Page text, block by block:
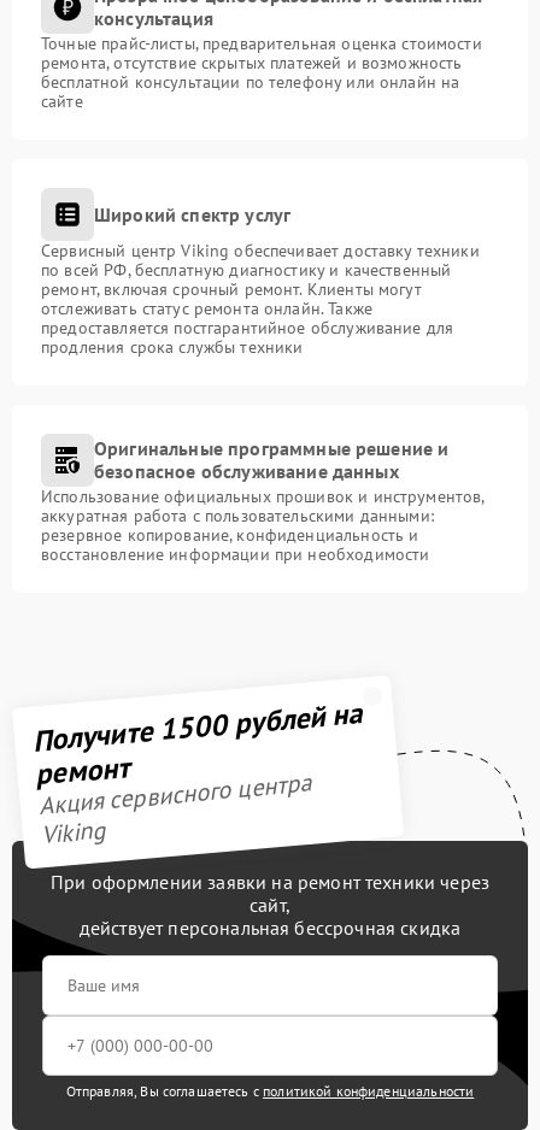
консультация
Точные прайс-листы, предварительная оценка стоимости
ремонта, отсутствие скрытых платежей и возможность
бесплатной консультации по телефону или онлайн на
сайте
Широкий спектр услуг
Сервисный центр Viking обеспечивает доставку техники
по всей РФ, бесплатную диагностику и качественный
ремонт, включая срочный ремонт. Клиенты могут
отслеживать статус ремонта онлайн. Также
предоставляется постгарантийное обслуживание для
продления срока службы техники
Оригинальные программные решение и
безопасное обслуживание данных
Использование официальных прошивок и инструментов,
аккуратная работа с пользовательскими данными:
резервное копирование, конфиденциальность и
восстановление информации при необходимости
Получите 1500 рублей на
ремонт
Акция сервисного центра
Viking
При оформлении заявки на ремонт техники через
сайт,
действует персональная бессрочная скидка
Отправляя, Вы соглашаетесь с политикой конфиденциальности